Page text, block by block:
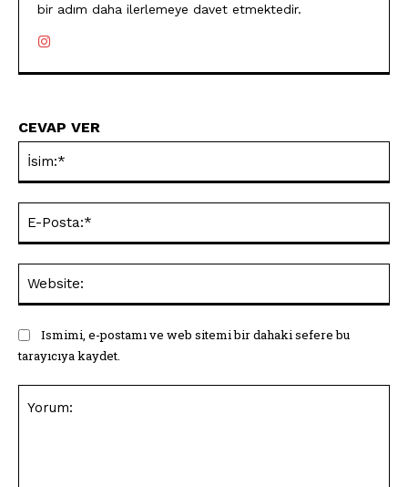
bir adım daha ilerlemeye davet etmektedir.
CEVAP VER
Ismimi, e-postamı ve web sitemi bir dahaki sefere bu
tarayıcıya kaydet.